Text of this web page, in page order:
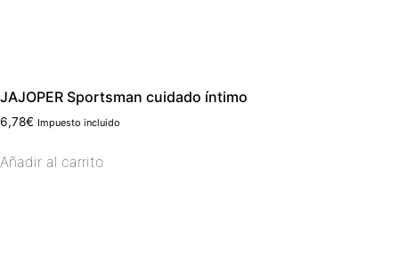
JAJOPER Sportsman cuidado íntimo
6,78€ Impuesto incluido
Añadir al carrito